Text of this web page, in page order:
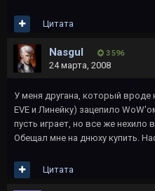
Цитата
Nasgul 3 596
24 марта, 2008
У меня другана, который
EVE и Линейку) зацепило
пусть играет, но все же нехило
Обещал мне на днюху купить.
Цитата